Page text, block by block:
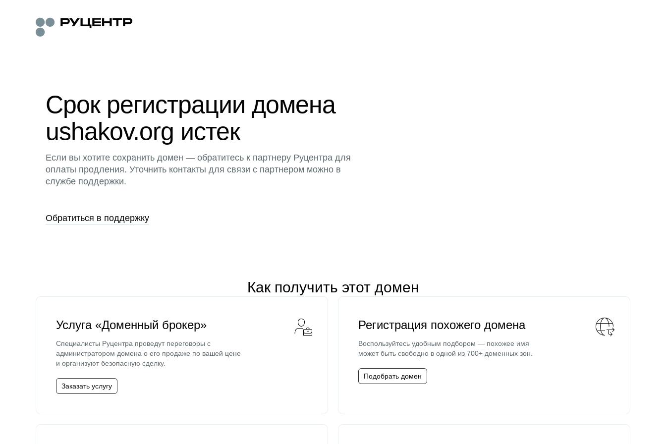
Срок регистрации домена
ushakov.org истек
Если вы хотите сохранить домен — обратитесь к партнеру Руцентра для
оплаты продления. Уточнить контакты для связи с партнером можно в
службе поддержки.
Обратиться в поддержку
Как получить этот домен
Услуга «Доменный брокер»
Специалисты Руцентра проведут переговоры с
администратором домена о его продаже по вашей цене
и организуют безопасную сделку.
Заказать услугу
Регистрация похожего домена
Воспользуйтесь удобным подбором — похожее имя
может быть свободно в одной из 700+ доменных зон.
Подобрать домен